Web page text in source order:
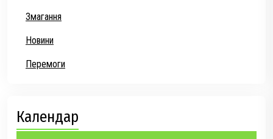
Змагання
Новини
Перемоги
Календар